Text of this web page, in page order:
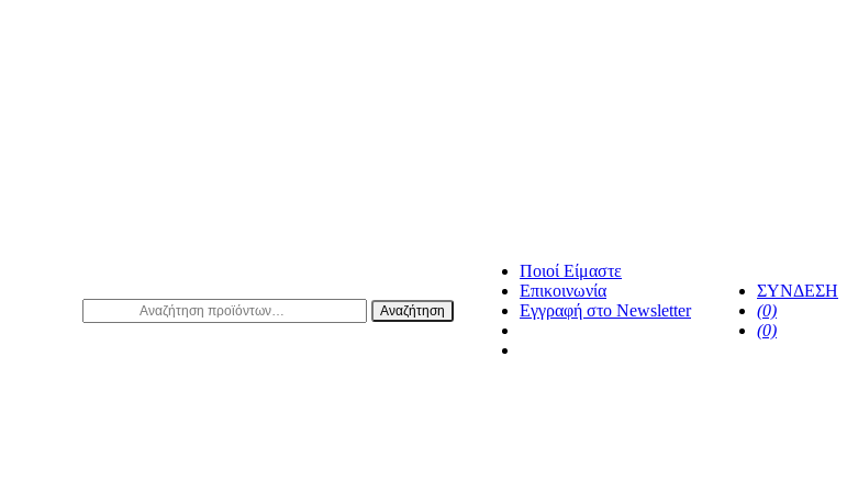
Αναζήτηση
για:
Αναζήτηση
Ποιοί Είμαστε
Επικοινωνία
Εγγραφή στο Newsletter
ΣΥΝΔΕΣΗ
(0)
(0)